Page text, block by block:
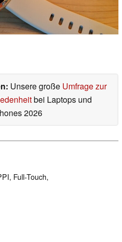
Unsere große Umfrage zur
bei Laptops und
2026
Full-Touch,